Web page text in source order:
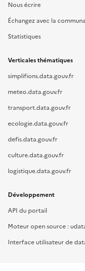
Nous écrire
Échangez avec la
Statistiques
Verticales thématiques
simplifions.data.gouv.fr
meteo.data.gouv.fr
transport.data.gouv.fr
ecologie.data.gouv.fr
defis.data.gouv.fr
culture.data.gouv.fr
logistique.data.gouv.fr
Développement
API du portail
Moteur open source :
Interface utilisateur de